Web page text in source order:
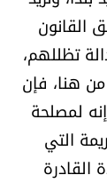
القانون
تظللهم،
هنا، فإن
لمصلحة
التي
القادرة